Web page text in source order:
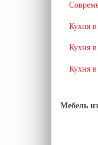
Кухня в
Кухня в
Кухня
Мебель